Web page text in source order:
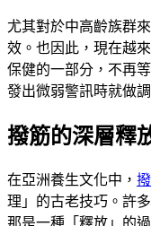
尤其對於中高齡族群
效。也因此，現在越
保健的一部分，不再
發出微弱警訊時就做調
撥筋的深層釋
在亞洲養生文化中，
理」的古老技巧。許
那是一種「釋放」的